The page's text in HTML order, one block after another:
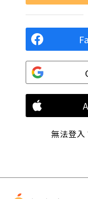
無法登